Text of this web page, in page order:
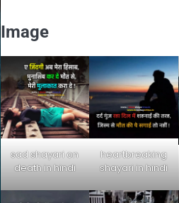
Image
sad shayari on
death in hindi
heartbreaking
shayari in hindi